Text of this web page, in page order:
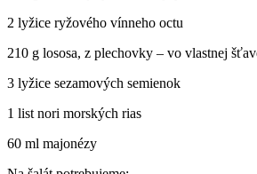
2 lyžice ryžového vínneho octu
210 g lososa, z plechovky – vo vlastnej
3 lyžice sezamových semienok
1 list nori morských rias
60 ml majonézy